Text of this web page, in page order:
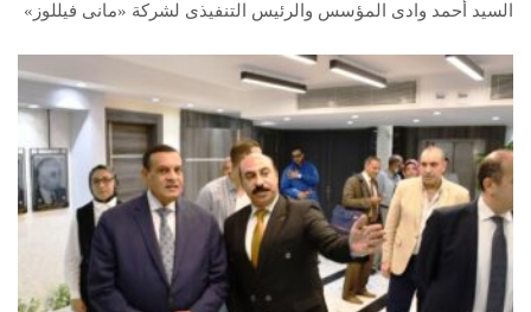
السيد أحمد وادى المؤسس والرئيس التنفيذى لشركة «مانى فيللوز»